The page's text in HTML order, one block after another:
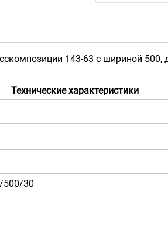
143-63 с шириной
Технические характеристики
500/30